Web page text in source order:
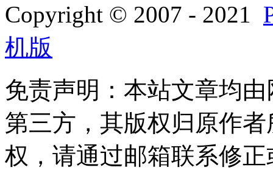
Copyright © 2007 - 2021
机版
免责声明：本站文章均
第三方，其版权归原作
权，请通过邮箱联系修正